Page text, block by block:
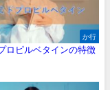
か行
ロピルベタインの特徴